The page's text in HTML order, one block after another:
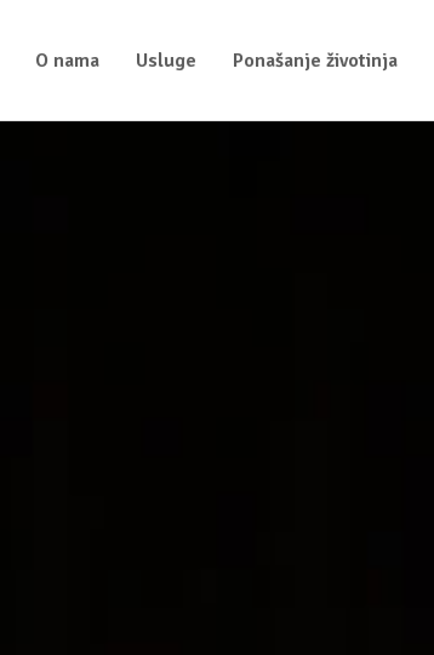
O nama Usluge Ponašanje životinja